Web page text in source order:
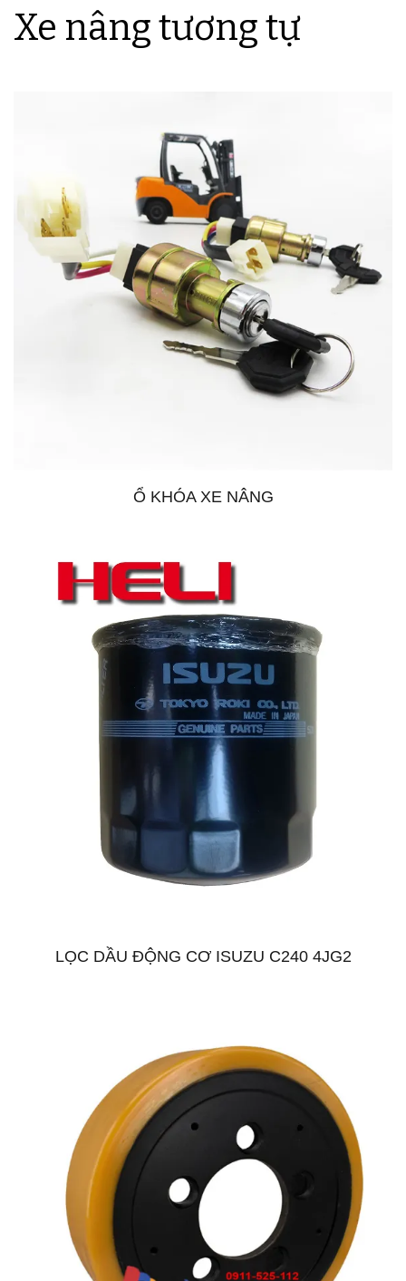
Xe nâng tương tự
Ổ KHÓA XE NÂNG
LỌC DẦU ĐỘNG CƠ ISUZU C240 4JG2